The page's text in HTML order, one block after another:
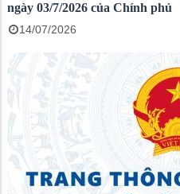
ngày 03/7/2026 của Chính phủ
14/07/2026